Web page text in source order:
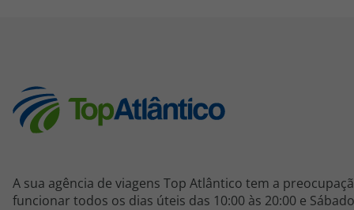
A sua agência de viagens Top Atlântico tem a
funcionar todos os dias úteis das 10:00 às 20:00 e